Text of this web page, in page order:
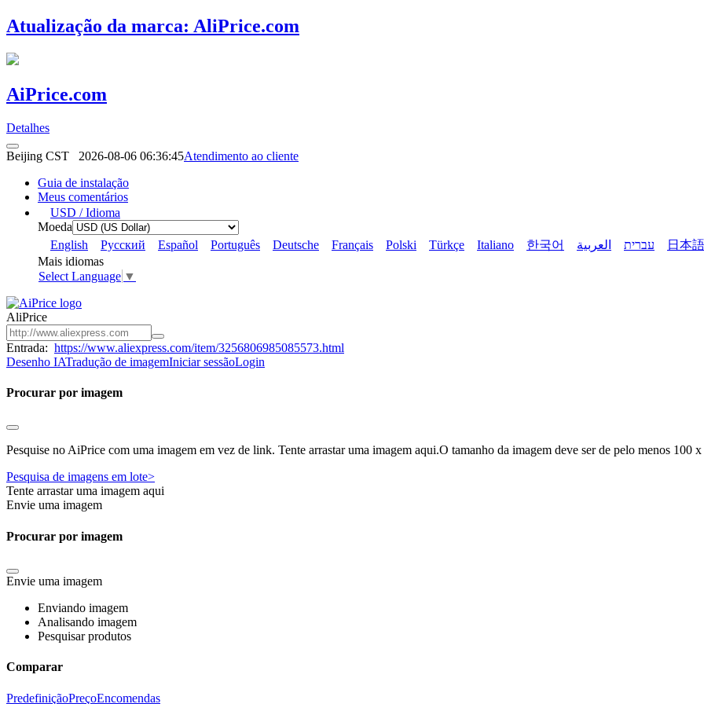
Atualização da marca: AliPrice.com
AiPrice.com
Detalhes
Beijing CST 2026-08-06 06:36:45Atendimento ao cliente
Guia de instalação
Meus comentários
USD / Idioma
Moeda
English
Pусский Español Português Deutsche Français Polski Türkçe Italiano 한국어 עברית العربية
日本語
Mais idiomas
Select Language ▼
AliPrice
Entrada: https://www.aliexpress.com/item/3256806985085573.html
Desenho IATradução de imagemIniciar sessãoLogin
Procurar por imagem
Pesquise no AiPrice com uma imagem em vez de link. Tente arrastar uma imagem aqui.O tamanho da imagem deve ser de pelo menos 100
Pesquisa de imagens em lote>
Tente arrastar uma imagem aqui
Envie uma imagem
Procurar por imagem
Envie uma imagem
Enviando imagem
Analisando imagem
Pesquisar produtos
Comparar
PredefiniçãoPreçoEncomendas